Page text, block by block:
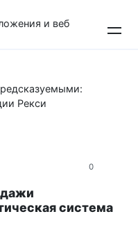
и веб
Рекси
0
система